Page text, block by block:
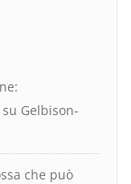
su Gelbison-
che può